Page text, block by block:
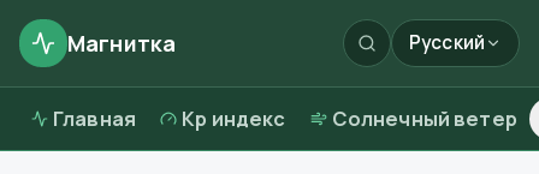
Магнитка Русский
Главная Kp индекс Солнечный ветер